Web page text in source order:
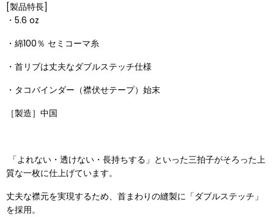
[製品特長]
・5.6 oz
・ 綿100％ セミコーマ糸
・首リブは丈夫なダブルステッチ仕様
・タコバインダー（襟伏せテープ）始末
［製造］中国
「よれない・透けない・長持ちする」といった三拍子がそろった上
質な一枚に仕上げています。
丈夫な襟元を実現するため、首まわりの縫製に「ダブルステッチ」
を採用。